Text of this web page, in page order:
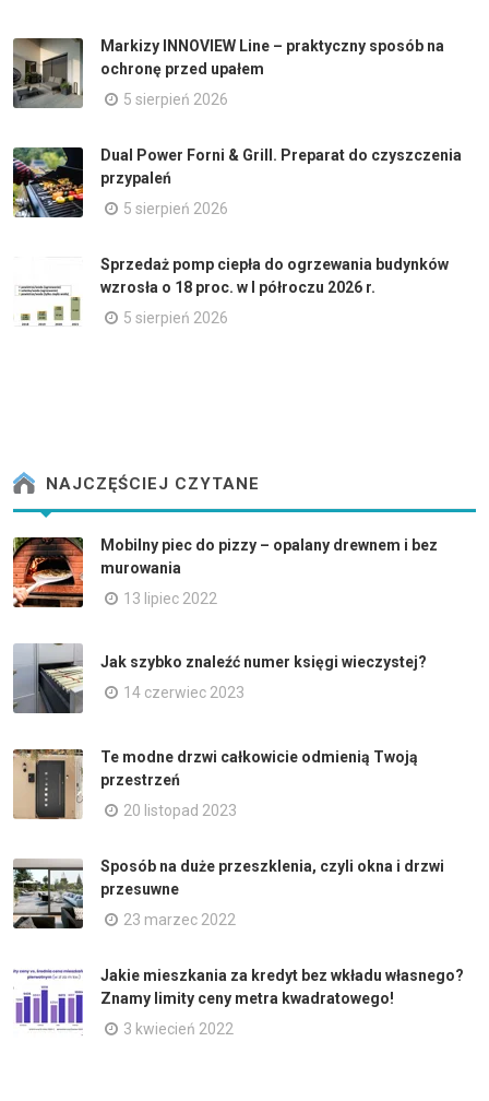
Markizy INNOVIEW Line – praktyczny sposób na
ochronę przed upałem
5 sierpień 2026
Dual Power Forni & Grill. Preparat do czyszczenia
przypaleń
5 sierpień 2026
Sprzedaż pomp ciepła do ogrzewania budynków
wzrosła o 18 proc. w I półroczu 2026 r.
5 sierpień 2026
NAJCZĘŚCIEJ CZYTANE
Mobilny piec do pizzy – opalany drewnem i bez
murowania
13 lipiec 2022
Jak szybko znaleźć numer księgi wieczystej?
14 czerwiec 2023
Te modne drzwi całkowicie odmienią Twoją
przestrzeń
20 listopad 2023
Sposób na duże przeszklenia, czyli okna i drzwi
przesuwne
23 marzec 2022
Jakie mieszkania za kredyt bez wkładu własnego?
Znamy limity ceny metra kwadratowego!
3 kwiecień 2022